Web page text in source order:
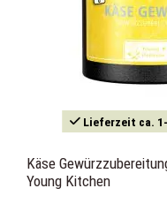
Lieferzeit ca.
Käse
Young Kitchen